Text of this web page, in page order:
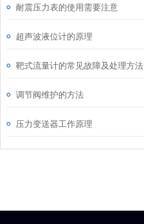
耐震压力表的使用需要注意
超声波液位计的原理
靶式流量计的常见故障及处理方法
调节阀维护的方法
压力变送器工作原理